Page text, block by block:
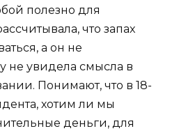
полезно для
что запах
а он не
не увидела смысла в
Понимают, что в 18-
хотим ли мы
деньги, для